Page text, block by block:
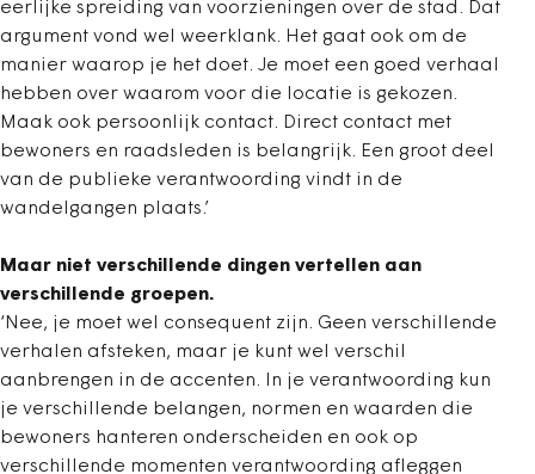
eerlijke spreiding van voorzieningen over de stad. Dat
argument vond wel weerklank. Het gaat ook om de
manier waarop je het doet. Je moet een goed verhaal
hebben over waarom voor die locatie is gekozen.
Maak ook persoonlijk contact. Direct contact met
bewoners en raadsleden is belangrijk. Een groot deel
van de publieke verantwoording vindt in de
wandelgangen plaats.’
Maar niet verschillende dingen vertellen aan
verschillende groepen.
‘Nee, je moet wel consequent zijn. Geen verschillende
verhalen afsteken, maar je kunt wel verschil
aanbrengen in de accenten. In je verantwoording kun
je verschillende belangen, normen en waarden die
bewoners hanteren onderscheiden en ook op
verschillende momenten verantwoording afleggen